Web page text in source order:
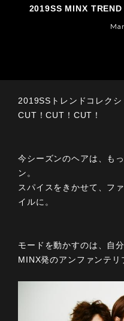
2019SS MINX
2019SSトレンドコレク
CUT！CUT！CUT！
今シーズンのヘアは、も
ン。
スパイスをきかせて、フ
イルに。
モードを動かすのは、自分
MINX発のアンファンテリ